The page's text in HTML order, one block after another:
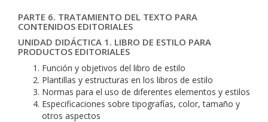
PARTE 6. TRATAMIENTO DEL TEXTO PARA
CONTENIDOS EDITORIALES
UNIDAD DIDÁCTICA 1. LIBRO DE ESTILO PARA
PRODUCTOS EDITORIALES
Función y objetivos del libro de estilo
Plantillas y estructuras en los libros de estilo
Normas para el uso de diferentes elementos y estilos
Especificaciones sobre tipografías, color, tamaño y
otros aspectos